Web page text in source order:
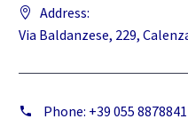
Address:
Via Baldanzese, 229,
Phone: +39 055 8878841